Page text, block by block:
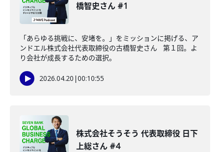
橋智史さん #1
「あらゆる挑戦に、安堵を。」をミッションに掲げる、ア
ンドエル株式会社代表取締役の古橋智史さん 第１回。よ
り会社が成長するための選択。
2026.04.20 |00:10:55
株式会社そうそう 代表取締役 日下
上総さん #4